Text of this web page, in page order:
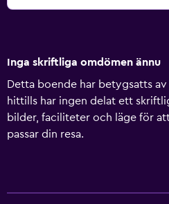
Inga skriftliga omdömen ännu
Detta boende har betygsatts
hittills har ingen delat ett
bilder, faciliteter och läge för
passar din resa.